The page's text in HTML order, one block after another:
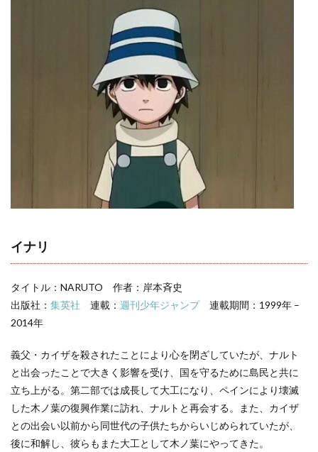
言・名セリフ
カイ
【NARUTO】
登場人物一覧
イナリ
タイトル：NARUTO 作者：岸本斉史
出版社： 集英社 連載： 週刊少年ジャンプ連載期間：1999年 –
2014年
義父・カイザを殺されたことにより心を閉ざしていたが、ナルト
と出会ったことで大きく影響を受け、国を守るために島民と共に
立ち上がる。第二部では成長して大工になり、ペインにより壊滅
した木ノ葉の復興作業に訪れ、ナルトと再会する。また、カイザ
との出会い以前から同世代の子供たちからいじめられていたが、
後に和解し、彼らもまた大工として木ノ葉にやってきた。